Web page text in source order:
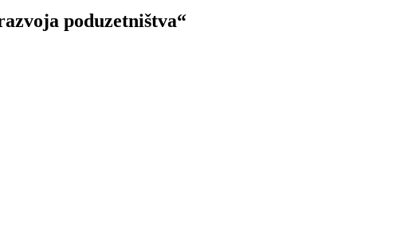
poduzetništva“